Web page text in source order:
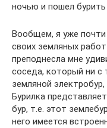
ночью и пошел
Вообщем, я уже почти
своих земляных
преподнесла мне
соседа, который ни с
земляной
Бурилка
бур, т.е. этот
него имеется